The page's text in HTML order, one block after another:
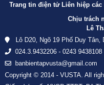
Trang tin điện tử Liên hiệp các
Chịu trách
Lê
Lô D20, Ngõ 19 Phố Duy Tân,
024.3.9432206 - 0243 9438108
banbientapvusta@gmail.com
Copyright © 2014 - VUSTA. All